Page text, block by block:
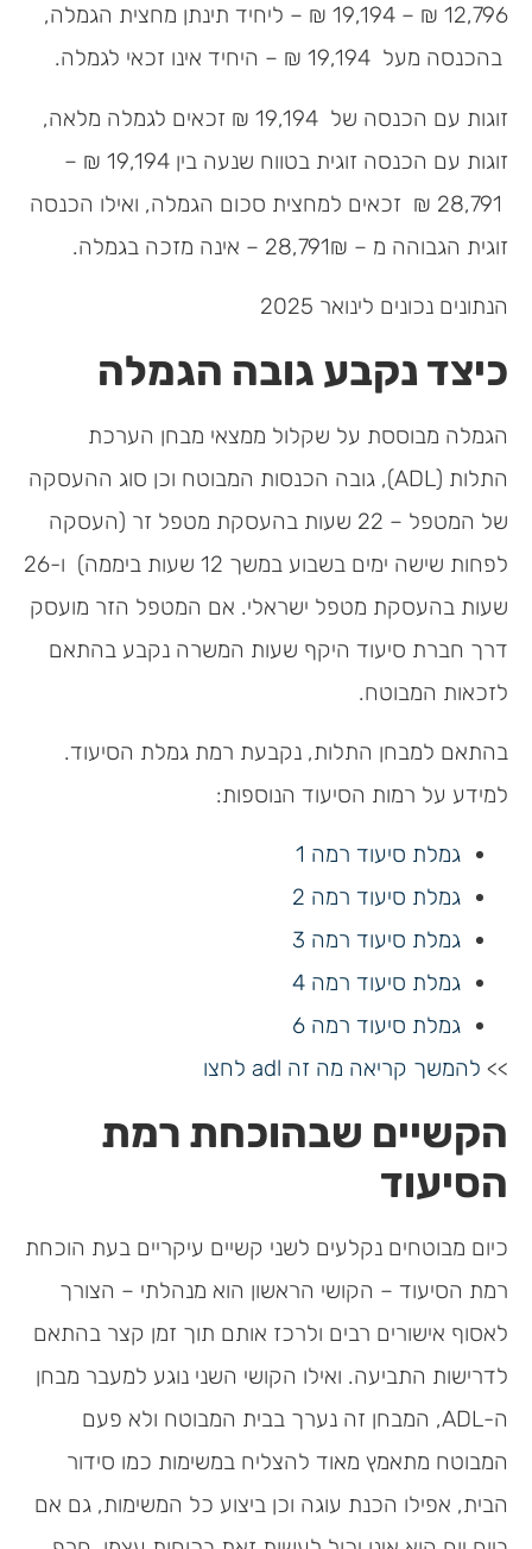
12,796 ₪ – 19,194 ₪ – ליחיד תינתן מחצית הגמלה,
בהכנסה מעל 19,194 ₪ – היחיד אינו זכאי לגמלה.
זוגות עם הכנסה של 19,194 ₪ זכאים לגמלה מלאה,
זוגות עם הכנסה זוגית בטווח שנעה בין 19,194 ₪ –
28,791 ₪ זכאים למחצית סכום הגמלה, ואילו הכנסה
זוגית הגבוהה מ – 28,791₪ – אינה מזכה בגמלה.
הנתונים נכונים לינואר 2025
כיצד נקבע גובה הגמלה
הגמלה מבוססת על שקלול ממצאי מבחן הערכת
התלות (ADL), גובה הכנסות המבוטח וכן סוג ההעסקה
של המטפל – 22 שעות בהעסקת מטפל זר (העסקה
לפחות שישה ימים בשבוע במשך 12 שעות ביממה) ו-26
שעות בהעסקת מטפל ישראלי. אם המטפל הזר מועסק
דרך חברת סיעוד היקף שעות המשרה נקבע בהתאם
לזכאות המבוטח.
בהתאם למבחן התלות, נקבעת רמת גמלת הסיעוד.
למידע על רמות הסיעוד הנוספות:
גמלת סיעוד רמה 1
גמלת סיעוד רמה 2
גמלת סיעוד רמה 3
גמלת סיעוד רמה 4
גמלת סיעוד רמה 6
>> להמשך קריאה מה זה adl לחצו
הקשיים שבהוכחת רמת
הסיעוד
כיום מבוטחים נקלעים לשני קשיים עיקריים בעת הוכחת
רמת הסיעוד – הקושי הראשון הוא מנהלתי – הצורך
לאסוף אישורים רבים ולרכז אותם תוך זמן קצר בהתאם
לדרישות התביעה. ואילו הקושי השני ­נוגע למעבר מבחן
ה-ADL, המבחן זה נערך בבית המבוטח ולא פעם
המבוטח מתאמץ מאוד להצליח במשימות כמו סידור
הבית, אפילו הכנת עוגה וכן ביצוע כל המשימות, גם אם